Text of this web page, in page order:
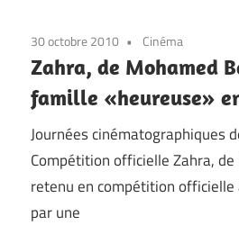
30 octobre 2010 Cinéma
Zahra, de Mohamed
famille «heureuse»
Journées cinématographiques
Compétition officielle Zahra,
retenu en compétition officielle
par une